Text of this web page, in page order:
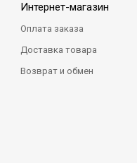
Интернет-магазин
Оплата заказа
Доставка товара
Возврат и обмен